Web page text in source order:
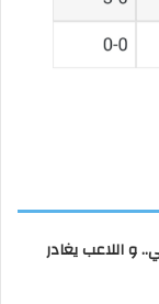
و اللاعب يغادر